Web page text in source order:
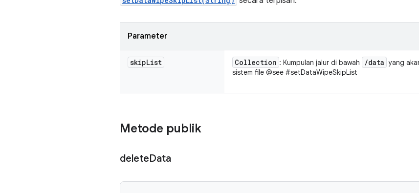
Parameter
skipList Collection : Kumpulan jalur di bawah /data yang
sistem file @see #setDataWipeSkipList
Metode publik
deleteData